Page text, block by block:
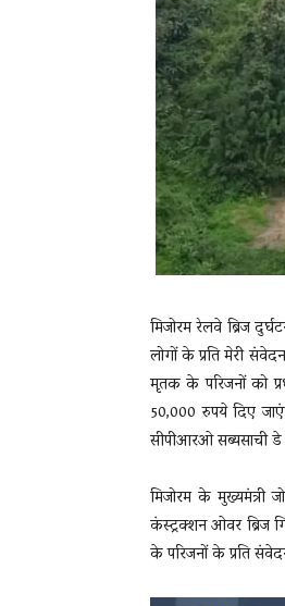
मिजोरम रेलवे ब्रिज
लोगों के प्रति मेरी
मृतक के परिजनों को
50,000 रुपये दिए
सीपीआरओ सब्यसाची
मिजोरम के मुख्यमंत्री
कंस्ट्रक्शन ओवर ब्रिज
के परिजनों के प्रति